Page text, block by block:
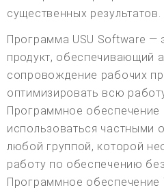
существенных результатов.
Программа USU Software —
продукт, обеспечивающий
сопровождение рабочих
оптимизировать всю
Программное обеспечение
использоваться частными
любой группой, которой
работу по обеспечению
Программное обеспечение